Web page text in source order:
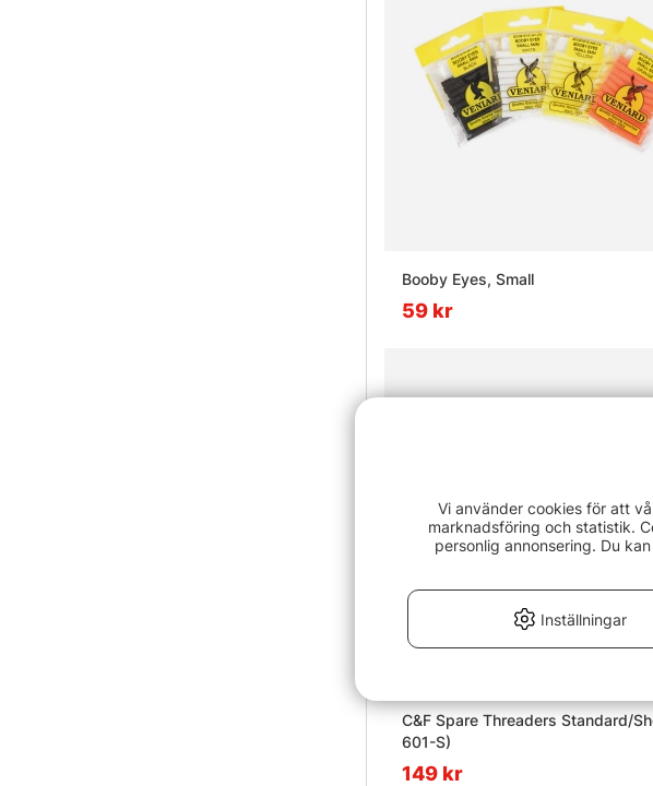
Booby Eyes, Small
59 kr
C&F Spare Threaders Standard/
601-S)
149 kr
Vi använder cookies för att
marknadsföring och statistik.
personlig annonsering. Du
Inställningar